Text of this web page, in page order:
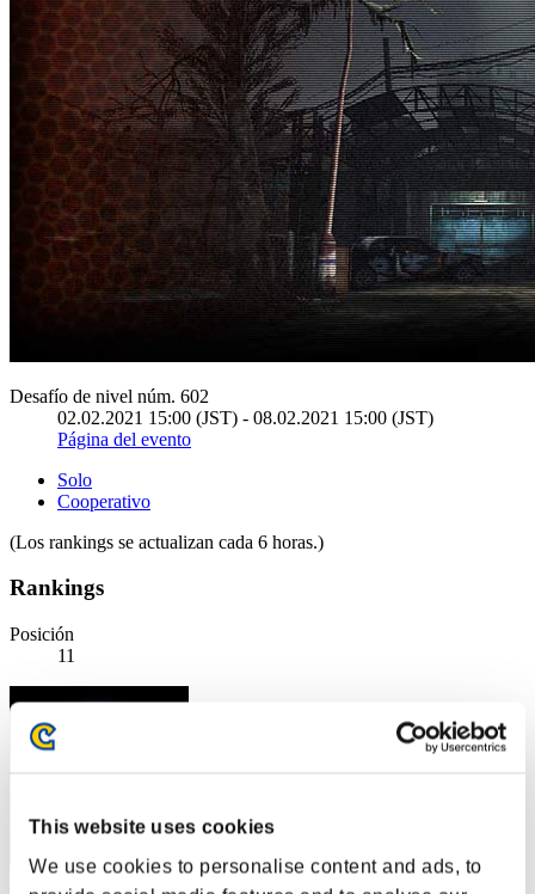
This website uses cookies
We use cookies to personalise content and ads, to
Desafío de nivel núm. 602
02.02.2021 15:00 (JST) - 08.02.2021 15:00 (JST)
Página del evento
Solo
Cooperativo
(Los rankings se actualizan cada 6 horas.)
Rankings
Posición
11